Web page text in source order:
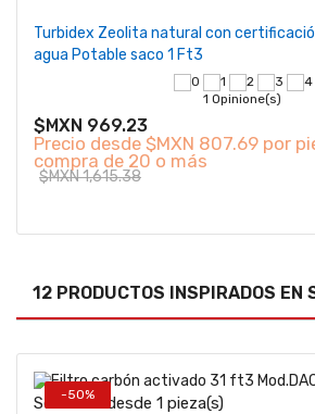
Turbidex Zeolita natural con
agua Potable saco 1 Ft3
1 Opinione(s)
$MXN 969.23
Precio desde $MXN 807.69 por
compra de 20 o más
$MXN 1,615.38
12 PRODUCTOS INSPIRADOS EN
-50%
Se vende desde 1 pieza(s)